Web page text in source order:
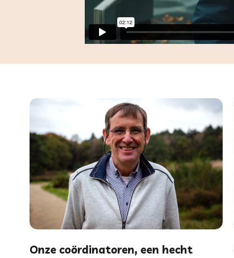
Onze coördinatoren, een hecht